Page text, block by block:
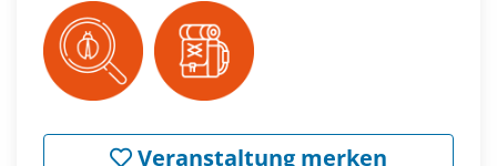
Veranstaltung merken